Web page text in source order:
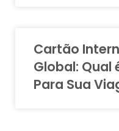
Cartão
Global: Qual
Para Sua